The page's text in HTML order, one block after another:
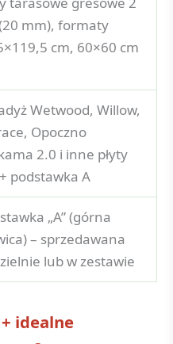
mm), formaty
cm, 60×60 cm
Wetwood, Willow,
Opoczno
2.0 i inne płyty
podstawka A
„A” (górna
– sprzedawana
lub w zestawie
idealne